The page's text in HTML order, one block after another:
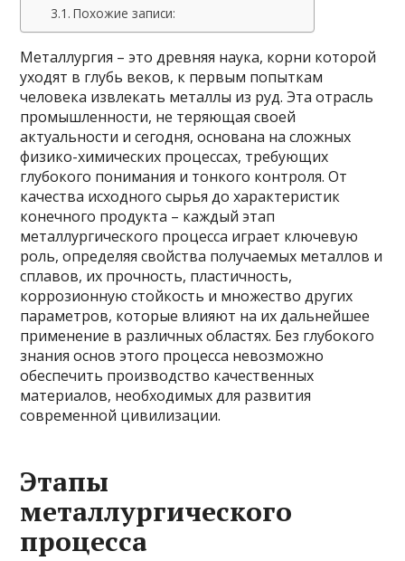
Похожие записи:
Металлургия – это древняя наука, корни которой
уходят в глубь веков, к первым попыткам
человека извлекать металлы из руд. Эта отрасль
промышленности, не теряющая своей
актуальности и сегодня, основана на сложных
физико-химических процессах, требующих
глубокого понимания и тонкого контроля. От
качества исходного сырья до характеристик
конечного продукта – каждый этап
металлургического процесса играет ключевую
роль, определяя свойства получаемых металлов и
сплавов, их прочность, пластичность,
коррозионную стойкость и множество других
параметров, которые влияют на их дальнейшее
применение в различных областях. Без глубокого
знания основ этого процесса невозможно
обеспечить производство качественных
материалов, необходимых для развития
современной цивилизации.
Этапы
металлургического
процесса